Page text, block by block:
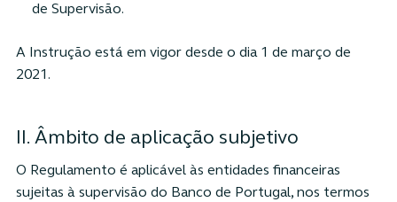
de Supervisão.
A Instrução está em vigor desde o dia 1 de março de
2021.
II. Âmbito de aplicação subjetivo
O Regulamento é aplicável às entidades financeiras
sujeitas à supervisão do Banco de Portugal, nos termos